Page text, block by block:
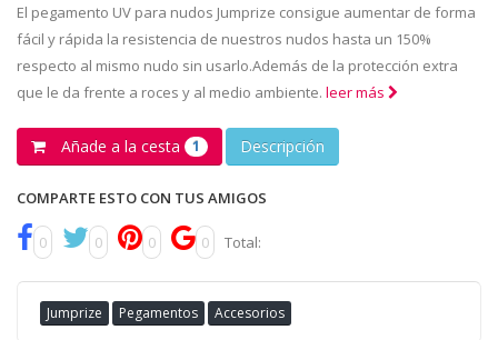
El pegamento UV para nudos Jumprize consigue aumentar de forma
fácil y rápida la resistencia de nuestros nudos hasta un 150%
respecto al mismo nudo sin usarlo.Además de la protección extra
que le da frente a roces y al medio ambiente. leer más
Añade a la cesta 1 Descripción
COMPARTE ESTO CON TUS AMIGOS
0 0 0 0 Total:
Jumprize Pegamentos Accesorios